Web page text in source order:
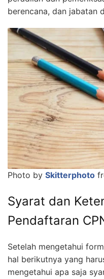
berencana, dan jabatan
Photo by Skitterphoto
Syarat dan
Pendaftaran
Setelah mengetahui
hal berikutnya yang
mengetahui apa saja